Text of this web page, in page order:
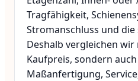
Tragfähigkeit,
Stromanschluss und
Deshalb vergleichen
Kaufpreis, sondern
Maßanfertigung,